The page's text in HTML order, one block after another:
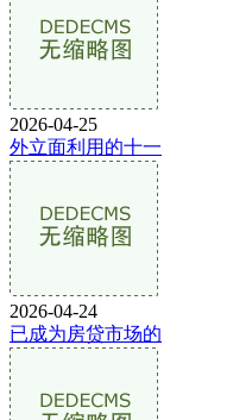
2026-04-25
外立面利用的十一
2026-04-24
已成为房贷市场的